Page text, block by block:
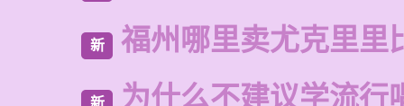
新 福州哪里卖尤克里里
新 为什么不建议学流行